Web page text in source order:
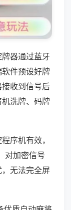
器通过蓝牙
件预设好牌
收到信号后
洗牌、码牌
序机有效，
对加密信号
无法完全屏